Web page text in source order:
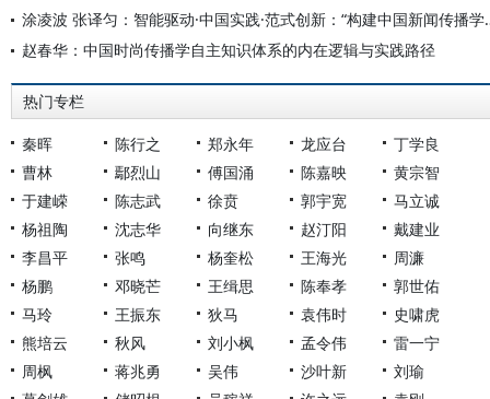
涂凌波 张译匀：智能驱
赵春华：中国时尚传播学自主知识体系的内在逻辑与实践路径
热门专栏
秦晖 陈行之 郑永年 龙应台
丁学良
曹林
鄢烈山 傅国涌 陈嘉映
黄宗智
于建嵘
陈志武 徐贲 郭宇宽
马立诚
杨祖陶
沈志华 向继东 赵汀阳
戴建业
李昌平
张鸣 杨奎松 王海光
周濂
杨鹏
邓晓芒 王缉思 陈奉孝
郭世佑
马玲
王振东 狄马 袁伟时
史啸虎
熊培云
秋风 刘小枫 孟令伟
雷一宁
周枫
蒋兆勇 吴伟 沙叶新
刘瑜